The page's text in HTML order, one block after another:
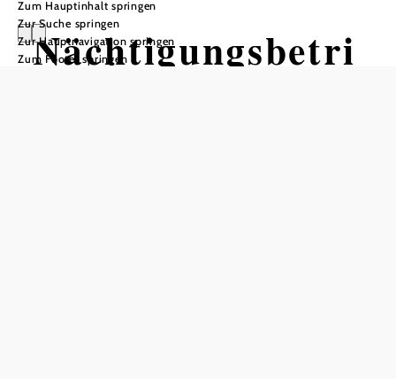
Zum Hauptinhalt springen
Zur Suche springen
Zur Hauptnavigation springen
Zum Footer springen
Nächtigungsbetri